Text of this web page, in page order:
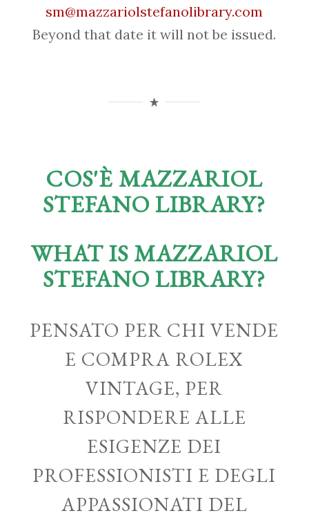
sm@mazzariolstefanolibrary.com
Beyond that date it will not be issued.
COS'È MAZZARIOL
STEFANO LIBRARY?
WHAT IS MAZZARIOL
STEFANO LIBRARY?
PENSATO PER CHI VENDE
E COMPRA ROLEX
VINTAGE, PER
RISPONDERE ALLE
ESIGENZE DEI
PROFESSIONISTI E DEGLI
APPASSIONATI DEL